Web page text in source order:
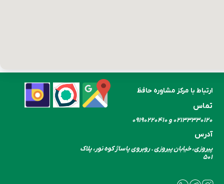
تماس
۰۲۱۳۳۳۳۰​​​​​​​۱۲۰ و ۰۹۱۹۰۲۲۰۴۱۰
آدرس
پیروزی، خیابان پیروزی . روبروی پاساژ کوه نور، پلاک
۵۰۱
ارتباط با مرکز مشاوره حافظ